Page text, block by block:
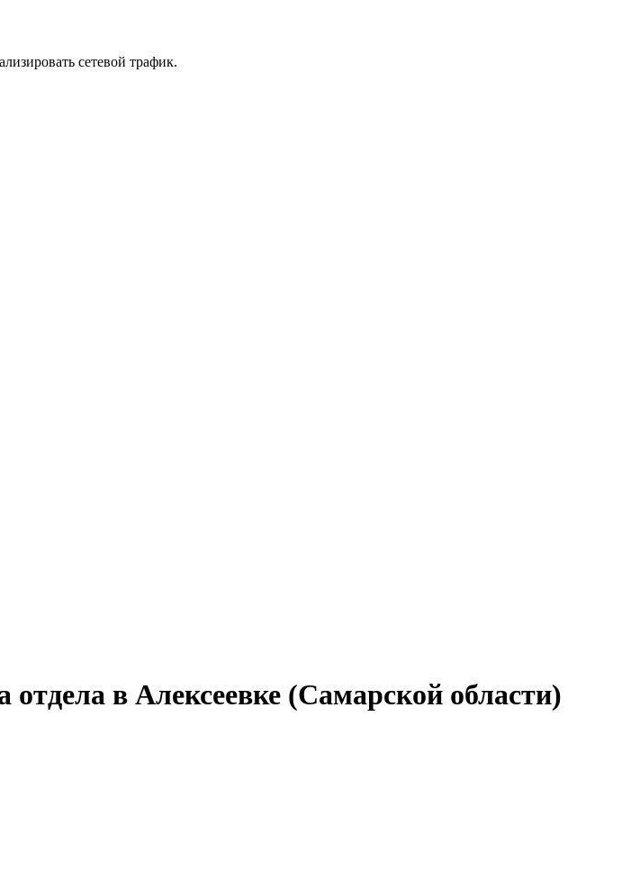
сетевой трафик.
отдела в Алексеевке (Самарской области)